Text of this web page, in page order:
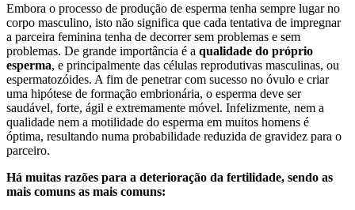
Embora o processo de produção de esperma tenha sempre lugar no
corpo masculino, isto não significa que cada tentativa de impregnar
a parceira feminina tenha de decorrer sem problemas e sem
problemas. De grande importância é a qualidade do próprio
esperma, e principalmente das células reprodutivas masculinas, ou
espermatozóides. A fim de penetrar com sucesso no óvulo e criar
uma hipótese de formação embrionária, o esperma deve ser
saudável, forte, ágil e extremamente móvel. Infelizmente, nem a
qualidade nem a motilidade do esperma em muitos homens é
óptima, resultando numa probabilidade reduzida de gravidez para o
parceiro.
Há muitas razões para a deterioração da fertilidade, sendo as
mais comuns as mais comuns: